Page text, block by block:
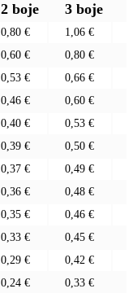
2 boje 3 boje
0,80 € 1,06 €
0,60 € 0,80 €
0,53 € 0,66 €
0,46 € 0,60 €
0,40 € 0,53 €
0,39 € 0,50 €
0,37 € 0,49 €
0,36 € 0,48 €
0,35 € 0,46 €
0,33 € 0,45 €
0,29 € 0,42 €
0,24 € 0,33 €